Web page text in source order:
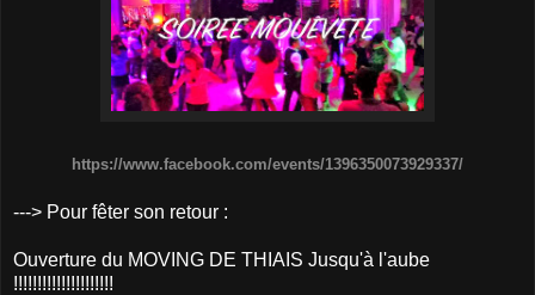
https://www.facebook.com/events/1396350073929337/
---> Pour fêter son retour :
Ouverture du MOVING DE THIAIS Jusqu'à l'aube
!!!!!!!!!!!!!!!!!!!!!